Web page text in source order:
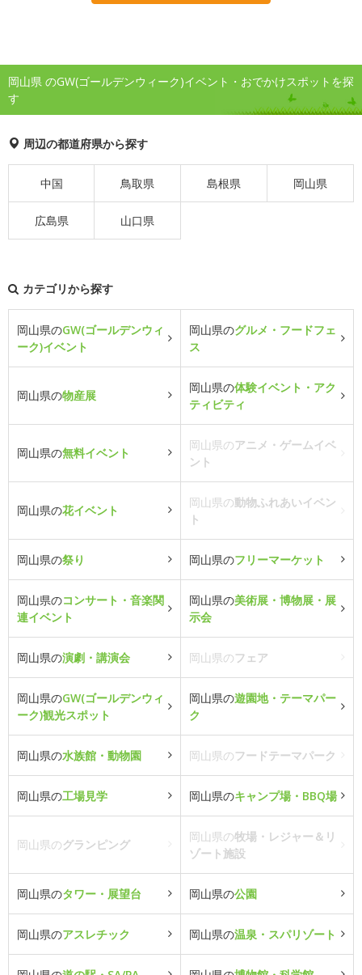
岡山県 のGW(ゴールデンウィーク)イベント・おでかけスポットを探
す
周辺の都道府県から探す
中国 鳥取県 島根県 岡山県
広島県 山口県
カテゴリから探す
岡山県のGW(ゴールデンウィ
ーク)イベント
岡山県のグルメ・フードフェ
ス
岡山県の物産展
岡山県の体験イベント・アク
ティビティ
岡山県の無料イベント
岡山県のアニメ・ゲームイベ
ント
岡山県の花イベント
岡山県の動物ふれあいイベン
ト
岡山県の祭り 岡山県のフリーマーケット
岡山県のコンサート・音楽関
連イベント
岡山県の美術展・博物展・展
示会
岡山県の演劇・講演会 岡山県のフェア
岡山県のGW(ゴールデンウィ
ーク)観光スポット
岡山県の遊園地・テーマパー
ク
岡山県の水族館・動物園 岡山県のフードテーマパーク
岡山県の工場見学 岡山県のキャンプ場・BBQ場
岡山県のグランピング
岡山県の牧場・レジャー＆リ
ゾート施設
岡山県のタワー・展望台 岡山県の公園
岡山県のアスレチック 岡山県の温泉・スパリゾート